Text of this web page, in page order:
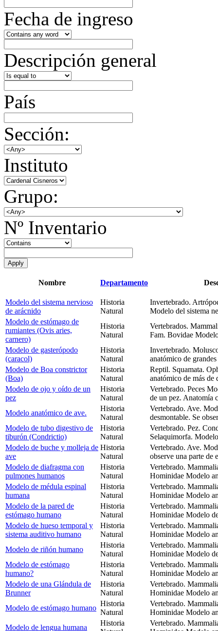
Fecha de ingreso
Descripción general
País
Sección:
Instituto
Grupo:
Nº Inventario
Nombre Departamento
Modelo del sistema nervioso
de arácnido
Historia
Natural
Invertebrado.
Modelo del sistema
Modelo de estómago de
rumiantes (Ovis aries,
carnero)
Historia
Natural
Vertebrados.
Fam. Bovidae
Modelo de gasterópodo
(caracol)
Historia
Natural
Invertebrado.
anatómico de
Modelo de Boa constrictor
(Boa)
Historia
Natural
Reptil. Squamata.
anatómico de más de
Modelo de ojo y oído de un
pez
Historia
Natural
Vertebrado. Peces
de un pez. Anatomía
Modelo anatómico de ave.
Historia
Natural
Vertebrado. Ave.
desmontable. Se
Modelo de tubo digestivo de
tiburón (Condrictio)
Historia
Natural
Vertebrado. Pez.
Selaquimorfa.
Modelo de buche y molleja de
ave
Historia
Natural
Vertebrado. Ave.
observe una parte de
Modelo de diafragma con
pulmones humanos
Historia
Natural
Vertebrado.
Hominidae Modelo
Modelo de médula espinal
humana
Historia
Natural
Vertebrado.
Hominidae Modelo
Modelo de la pared de
estómago humano
Historia
Natural
Vertebrado.
Hominidae Modelo
Modelo de hueso temporal y
sistema auditivo humano
Historia
Natural
Vertebrado.
Hominidae Modelo
Modelo de riñón humano
Historia
Natural
Vertebrado.
Hominidae Modelo
Modelo de estómago
humano?
Historia
Natural
Vertebrado.
Hominidae Modelo
Modelo de una Glándula de
Brunner
Historia
Natural
Vertebrado.
Hominidae Modelo
Modelo de estómago humano
Historia
Natural
Vertebrado.
Hominidae Modelo
Modelo de lengua humana
Historia
Vertebrado.